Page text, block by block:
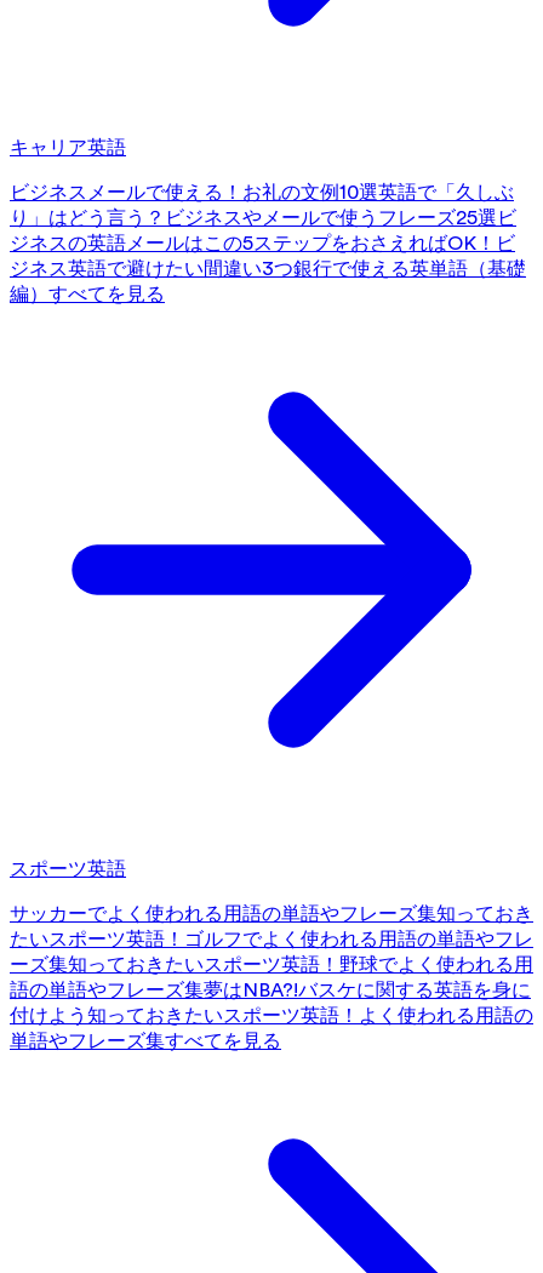
キャリア英語
ビジネスメールで使える！お礼の文例10選英語で「久しぶ
り」はどう言う？ビジネスやメールで使うフレーズ25選 ビ
ジネスの英語メールはこの5ステップをおさえればOK！ ビ
ジネス英語で避けたい間違い3つ銀行で使える英単語（基礎
編） すべてを見る
スポーツ英語
サッカーでよく使われる用語の単語やフレーズ集知っておき
たいスポーツ英語！ゴルフでよく使われる用語の単語やフレ
ーズ集知っておきたいスポーツ英語！野球でよく使われる用
語の単語やフレーズ集夢はNBA?!バスケに関する英語を身に
付けよう 知っておきたいスポーツ英語！よく使われる用語の
単語やフレーズ集すべてを見る